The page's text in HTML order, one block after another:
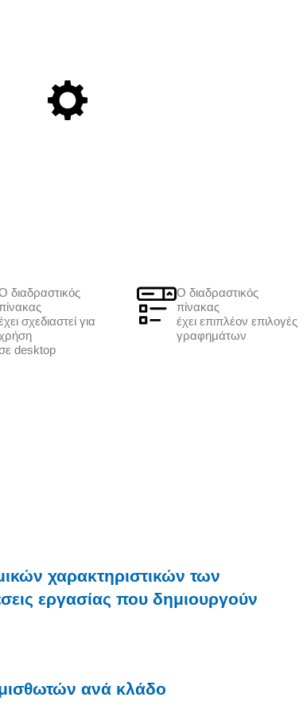
διαδραστικός
σχεδιαστεί για
desktop
Ο διαδραστικός
πίνακας
έχει επιπλέον επιλογές
γραφημάτων
χαρακτηριστικών των
εργασίας που δημιουργούν
ανά κλάδο